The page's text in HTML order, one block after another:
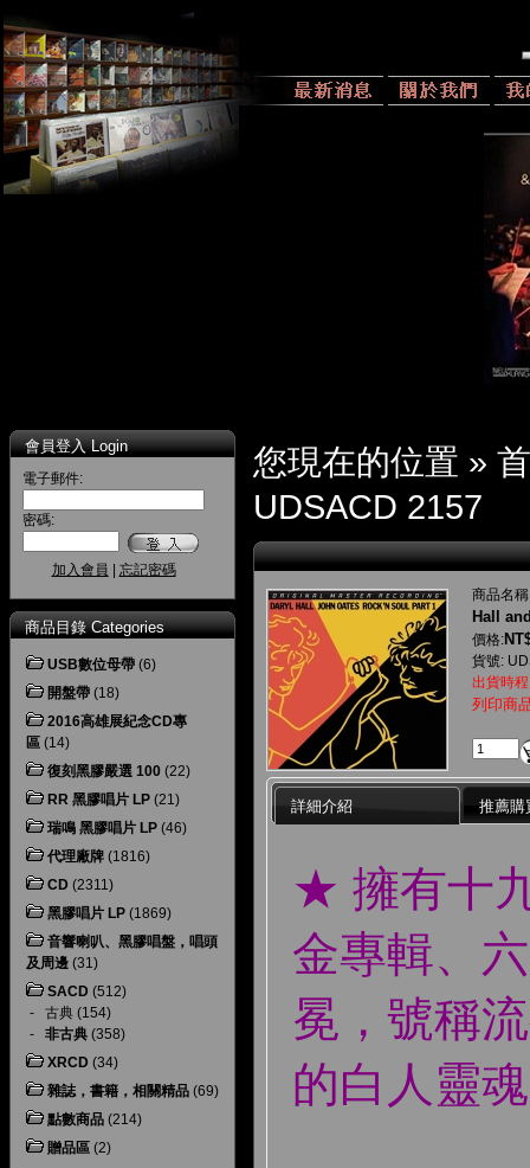
會員登入 Login
電子郵件:
密碼:
加入會員 忘記密碼
商品目錄 Categories
USB數位母帶 (6)
開盤帶 (18)
2016高雄展紀念CD專
區 (14)
復刻黑膠嚴選 100 (22)
RR 黑膠唱片 LP (21)
瑞鳴 黑膠唱片 LP (46)
代理廠牌 (1816)
CD (2311)
黑膠唱片 LP (1869)
音響喇叭、黑膠唱盤，唱頭
及周邊 (31)
SACD (512)
- 古典 (154)
- 非古典 (358)
XRCD (34)
雜誌，書籍，相關精品 (69)
點數商品 (214)
贈品區 (2)
您現在的位置 »
UDSACD 2157
商品名
Hall
價格:
貨號:
出貨時
列印商
詳細介紹 推薦購
★ 擁有十
金專輯、
冕，號稱
的白人靈